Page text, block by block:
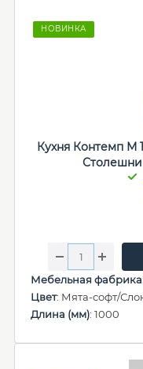
НОВИНКА
Кухня Контемп М
Мебельная фабрика:
Цвет: Мята-софт/
Длина (мм): 1000